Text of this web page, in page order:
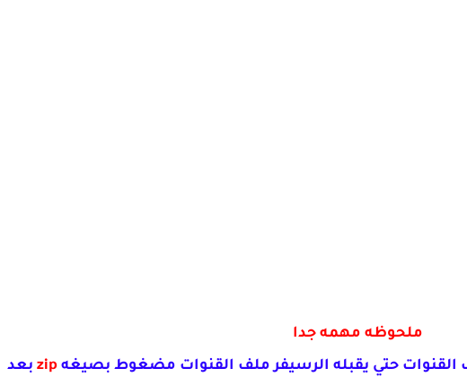
ملحوظه مهمه جدا
حتي يقبله الرسيفر ملف القنوات مضغوط بصيغه zip بعد